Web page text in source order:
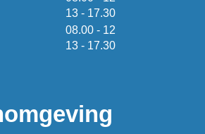
13 tot
- 17.30
08.00 tot
- 12
13 tot
- 17.30